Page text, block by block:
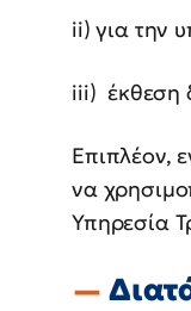
ii) για την
iii) έκθεση
Επιπλέον,
να
Υπηρεσία